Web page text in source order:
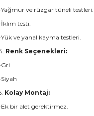
ve rüzgar tüneli testleri.
testi.
ve yanal kayma testleri.
Renk Seçenekleri:
Kolay Montaj:
bir alet gerektirmez.